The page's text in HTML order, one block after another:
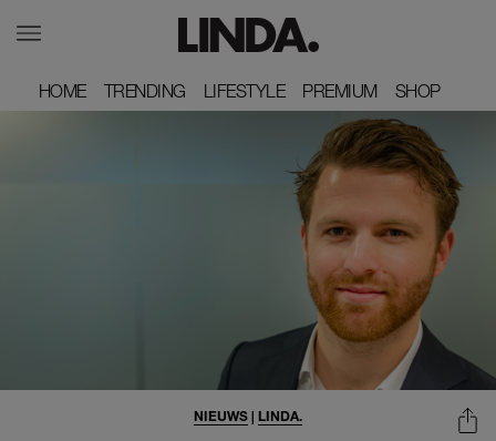
HOME
HOME TRENDING
TRENDING LIFESTYLE
LIFESTYLE PREMIUM
PREMIUM SHOP
SHOP
NIEUWS | LINDA.